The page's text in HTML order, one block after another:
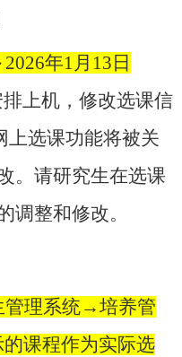
2026年1月 13 日
排上机，修改选课信
上选课功能将被关
。请研究生在选课
调整和修改。
管理系统→培养管
的课程作为实际选